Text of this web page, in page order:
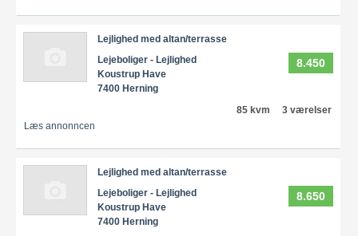
Lejlighed med altan/terrasse
8.450
Lejeboliger - Lejlighed
Koustrup Have
7400 Herning
85 kvm
3 værelser
Læs annonncen
Lejlighed med altan/terrasse
8.650
Lejeboliger - Lejlighed
Koustrup Have
7400 Herning